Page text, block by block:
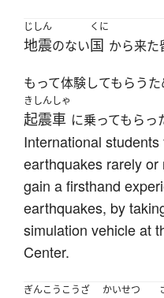
じしん
地震のない
くに
国 から来た
もって体験してもらうた
きしんしゃ
起震車 に乗ってもらっ
International
earthquakes rarely
gain a firsthand
earthquakes, by
simulation vehicle at
Center.
ぎんこうこうざ
かいせつ